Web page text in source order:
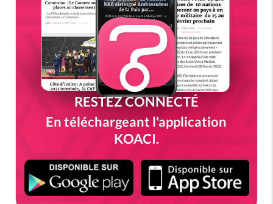
RESTEZ CONNECTÉ
En téléchargeant l'application
KOACI.